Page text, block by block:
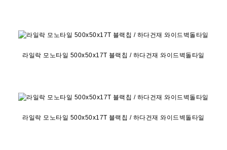
라일락 모노타일 500x50x17T 블랙칩 / 하다건재 와이드벽돌타일
라일락 모노타일 500x50x17T 블랙칩 / 하다건재 와이드벽돌타일